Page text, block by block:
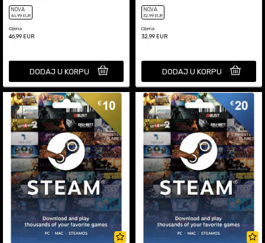
NOVA
46,99 EUR
Cijena
46,99 EUR
DODAJ U KORPU
NOVA
32,99 EUR
Cijena
32,99 EUR
DODAJ U KORPU